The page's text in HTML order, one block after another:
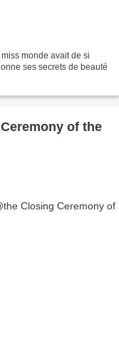
monde avait de si
ses secrets de beauté
of the